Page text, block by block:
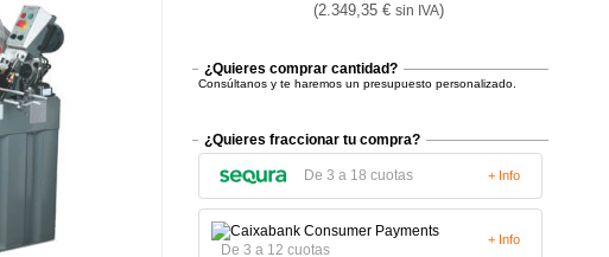
(2.349,35 €sin IVA)
¿Quieres comprar cantidad?
Consúltanos y te haremos un presupuesto personalizado.
¿Quieres fraccionar tu compra?
De 3 a 18 cuotas + Info
De 3 a 12 cuotas
+ Info